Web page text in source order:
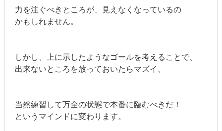
力を注ぐべきところが、見えなくなっているの
かもしれません。
しかし、上に示したようなゴールを考えることで、
出来ないところを放っておいたらマズイ、
当然練習して万全の状態で本番に臨むべきだ！
というマインドに変わります。